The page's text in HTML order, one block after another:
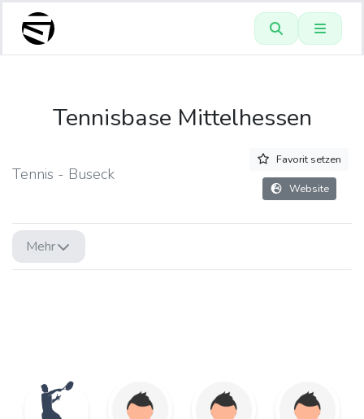
Tennisbase Mittelhessen
Tennis - Buseck
Favorit setzen
Website
Mehr